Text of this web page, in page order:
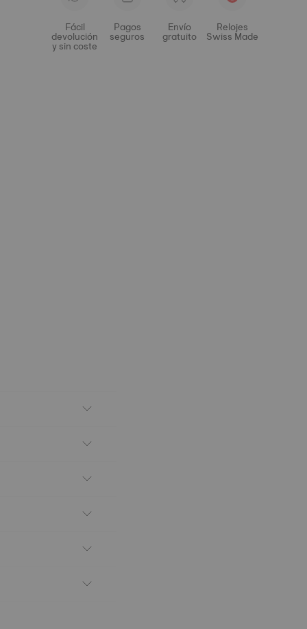
Fácil
devolución
y sin coste
Pagos
seguros
Envío
gratuito
Relojes
Swiss Made